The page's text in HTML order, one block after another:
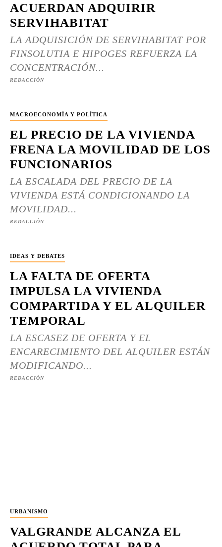
ACUERDAN ADQUIRIR
SERVIHABITAT
LA ADQUISICIÓN DE SERVIHABITAT POR
FINSOLUTIA E HIPOGES REFUERZA LA
CONCENTRACIÓN...
REDACCIÓN
MACROECONOMÍA Y POLÍTICA
EL PRECIO DE LA VIVIENDA
FRENA LA MOVILIDAD DE LOS
FUNCIONARIOS
LA ESCALADA DEL PRECIO DE LA
VIVIENDA ESTÁ CONDICIONANDO LA
MOVILIDAD...
REDACCIÓN
IDEAS Y DEBATES
LA FALTA DE OFERTA
IMPULSA LA VIVIENDA
COMPARTIDA Y EL ALQUILER
TEMPORAL
LA ESCASEZ DE OFERTA Y EL
ENCARECIMIENTO DEL ALQUILER ESTÁN
MODIFICANDO...
REDACCIÓN
URBANISMO
VALGRANDE ALCANZA EL